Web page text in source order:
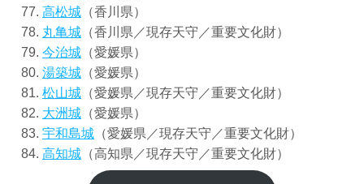
高松城 （香川県）
丸亀城 （香川県／現存天守／重要文化財）
今治城 （愛媛県）
湯築城 （愛媛県）
松山城 （愛媛県／現存天守／重要文化財）
大洲城 （愛媛県）
宇和島城 （愛媛県／現存天守／重要文化財）
高知城 （高知県／現存天守／重要文化財）